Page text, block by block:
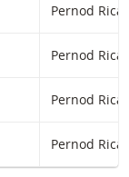
Pernod
Pernod
Pernod
Pernod